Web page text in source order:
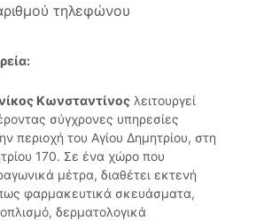
τηλεφώνου
Κωνσταντίνος λειτουργεί
σύγχρονες υπηρεσίες
περιοχή του Αγίου Δημητρίου, στη
170. Σε ένα χώρο που
μέτρα, διαθέτει εκτενή
φαρμακευτικά σκευάσματα,
δερματολογικά